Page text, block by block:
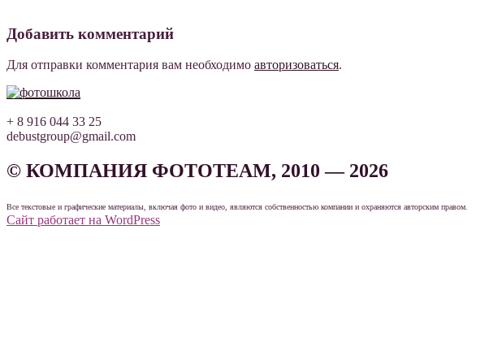
Добавить комментарий
Для отправки комментария вам необходимо авторизоваться.
+ 8 916 044 33 25
debustgroup@gmail.com
© КОМПАНИЯ ФОТОТЕАМ, 2010 — 2026
Все текстовые и графические материалы, включая фото и видео, являются собственностью компании и охраняются авторским правом.
Сайт работает на WordPress